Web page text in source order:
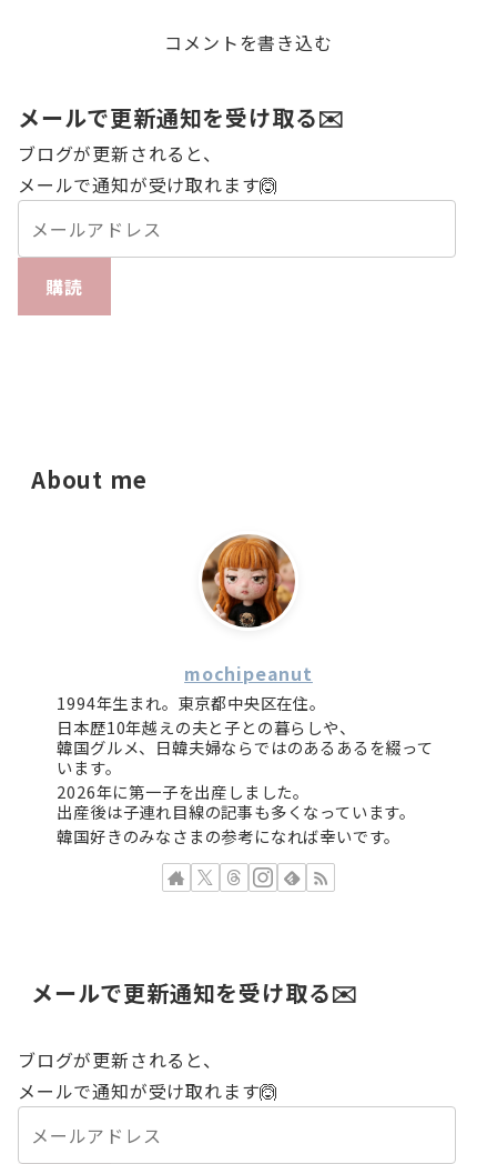
コメントを書き込む
メールで更新通知を受け取る✉️
ブログが更新されると、
メールで通知が受け取れます🙆
購読
About me
mochipeanut
1994年生まれ。東京都中央区在住。
日本歴10年越えの夫と子との暮らしや、
韓国グルメ、日韓夫婦ならではのあるあるを綴って
います。
2026年に第一子を出産しました。
出産後は子連れ目線の記事も多くなっています。
韓国好きのみなさまの参考になれば幸いです。
メールで更新通知を受け取る✉️
ブログが更新されると、
メールで通知が受け取れます🙆